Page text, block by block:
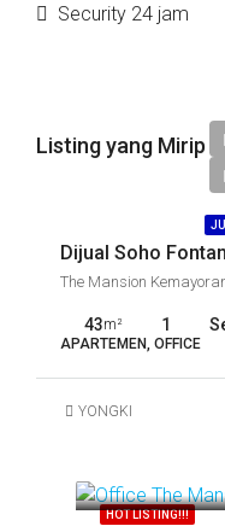
Security 24 jam
Listing yang Mirip
Dijual Soho
The Mansion
43m² 1
APARTEMEN, OFFICE
YONGKI
HOT LISTING!!!